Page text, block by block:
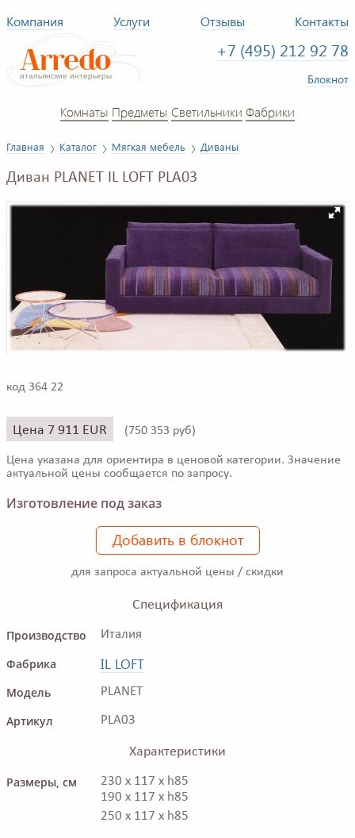
Компания Услуги Отзывы Контакты
+7 (495) 212 92 78
Блокнот
Комнаты Предметы Светильники Фабрики
Главная Каталог Мягкая мебель Диваны
Диван PLANET IL LOFT PLA03
код 364 22
Цена 7 911 EUR (750 353 руб)
Цена указана для ориентира в ценовой категории. Значение
актуальной цены сообщается по запросу.
Изготовление под заказ
Добавить в блокнот
для запроса актуальной цены / скидки
Спецификация
Производство
Италия
Фабрика IL LOFT
Модель PLANET
Артикул PLA03
Характеристики
Размеры, см
230 x 117 x h85
190 x 117 x h85
250 x 117 x h85